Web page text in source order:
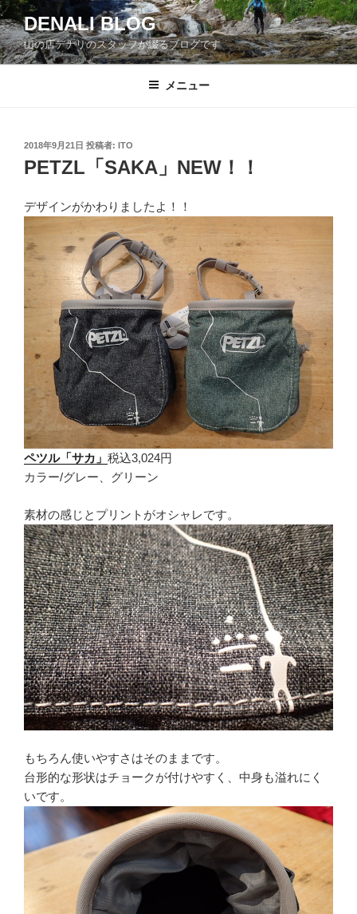
コ
ン
テ
ン
DENALI BLOG
山の店デナリのスタッフが綴るブログです
メニュー
投
稿
日:
2018年9月21日 投稿者: ITO
PETZL「SAKA」NEW！！
デザインがかわりましたよ！！
ペツル「サカ」 税込3,024円
カラー/グレー、グリーン
素材の感じとプリントがオシャレです。
もちろん使いやすさはそのままです。
台形的な形状はチョークが付けやすく、中身も溢れにく
いです。